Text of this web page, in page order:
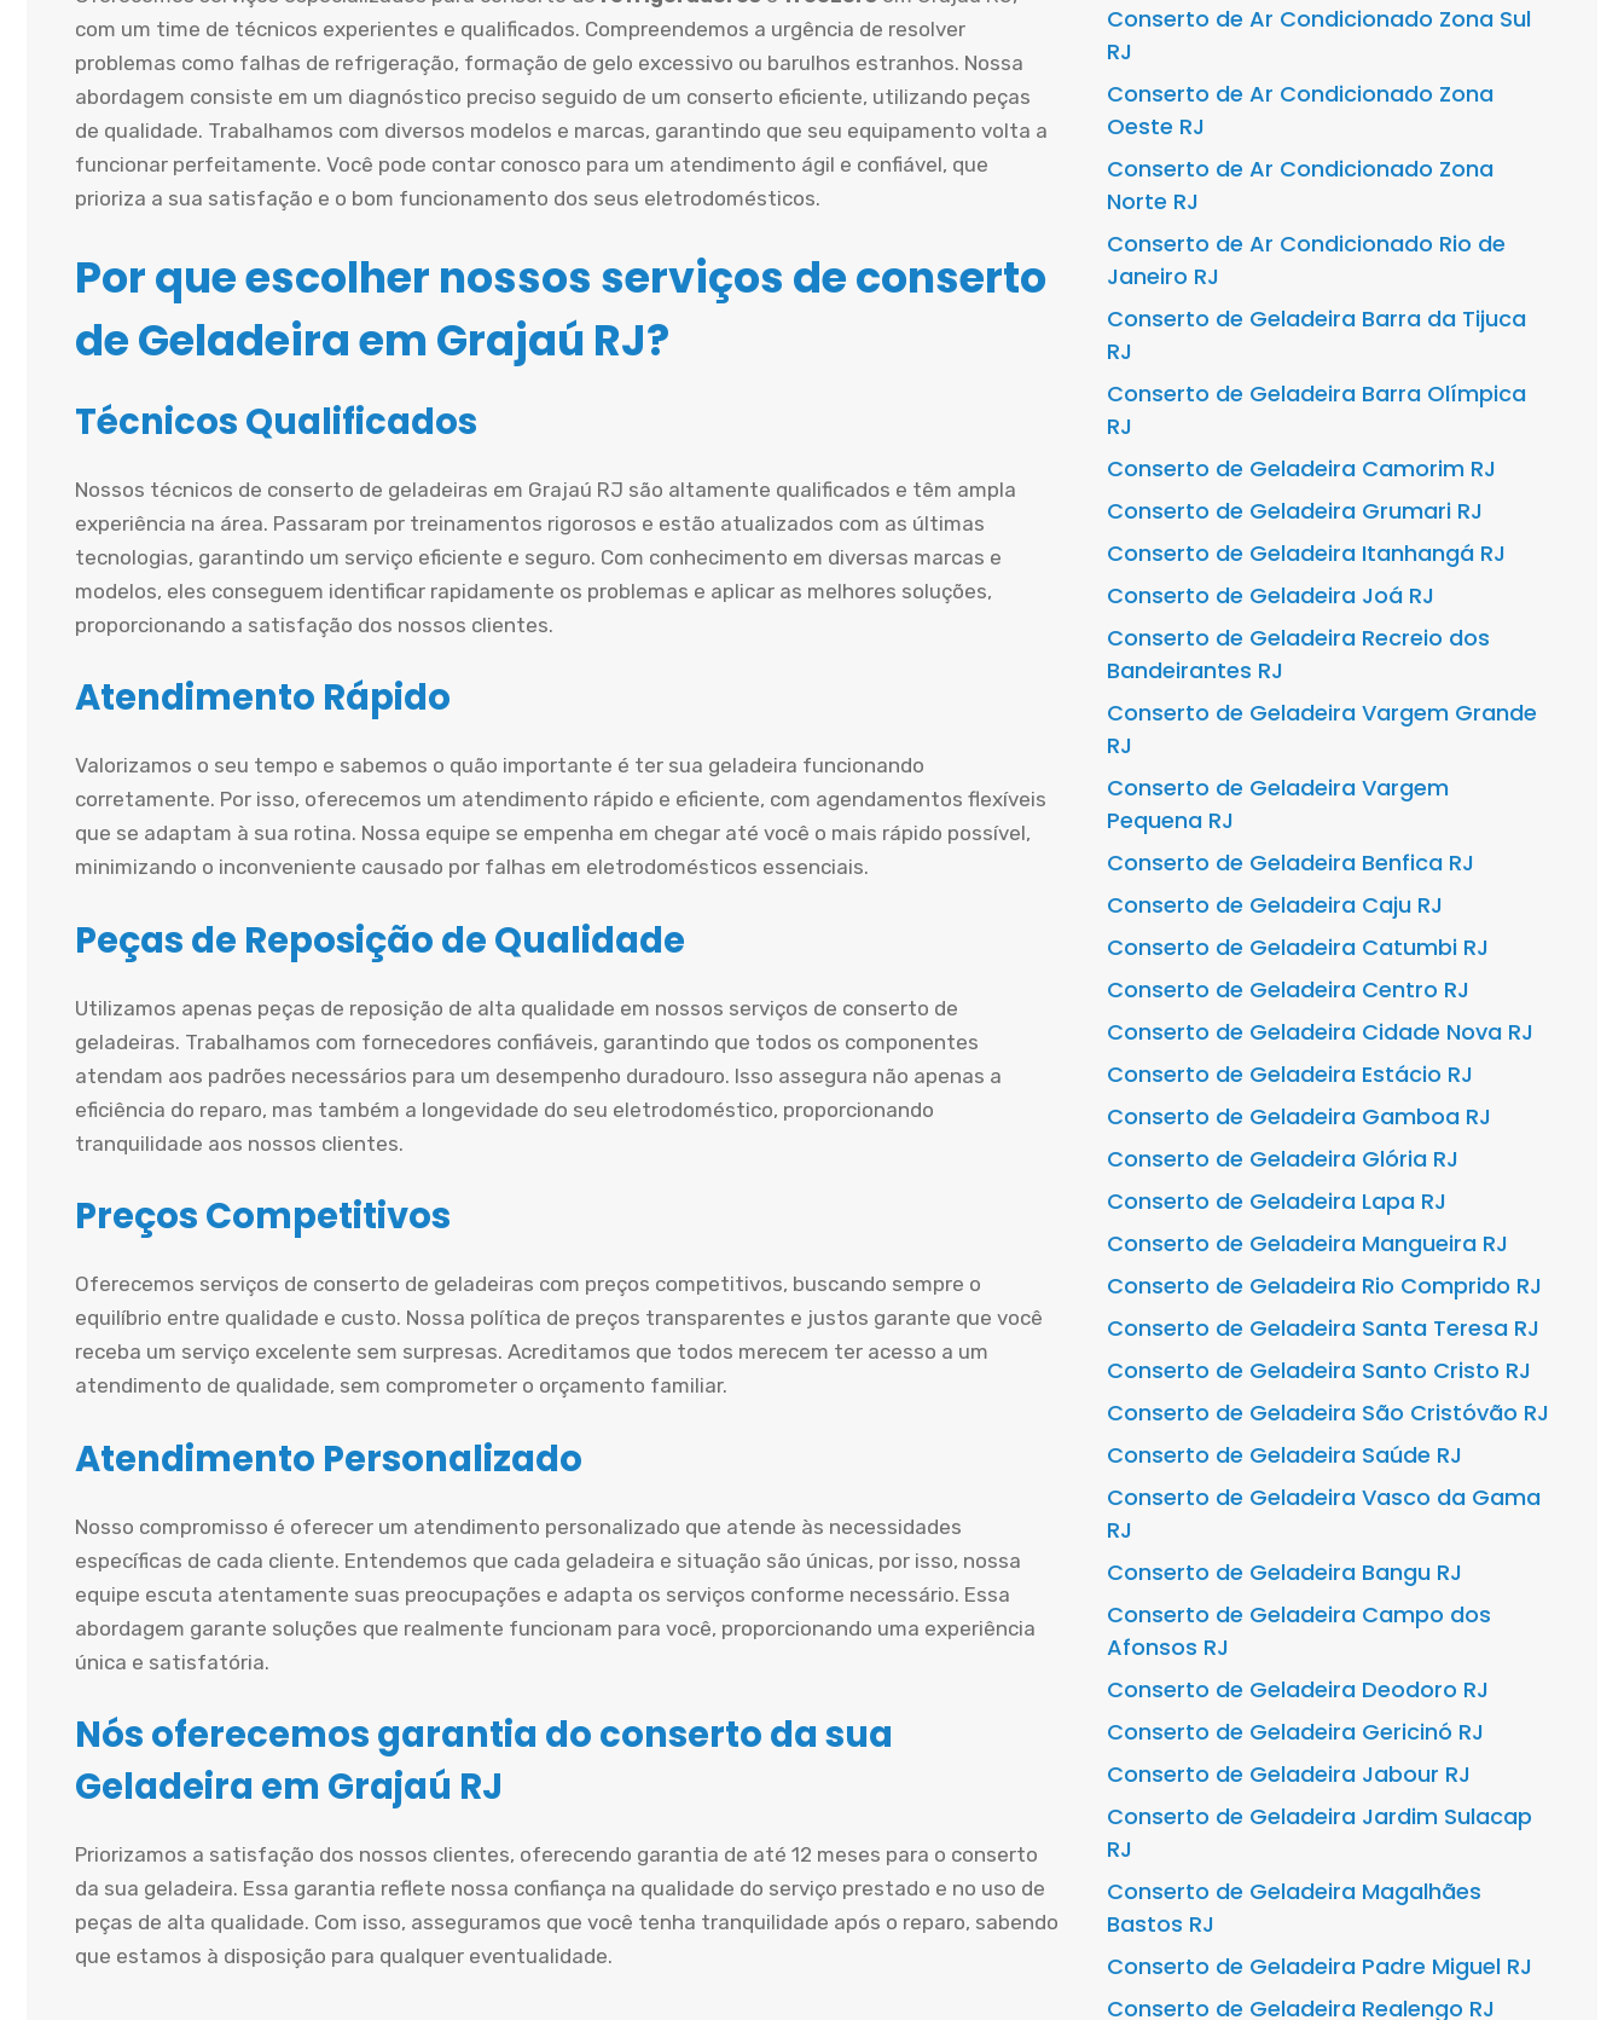
com um time de técnicos experientes e qualificados. Compreendemos a urgência de resolver
problemas como falhas de refrigeração, formação de gelo excessivo ou barulhos estranhos. Nossa
abordagem consiste em um diagnóstico preciso seguido de um conserto eficiente, utilizando peças
de qualidade. Trabalhamos com diversos modelos e marcas, garantindo que seu equipamento volta a
funcionar perfeitamente. Você pode contar conosco para um atendimento ágil e confiável, que
prioriza a sua satisfação e o bom funcionamento dos seus eletrodomésticos.
Por que escolher nossos serviços de conserto
de Geladeira em Grajaú RJ?
Técnicos Qualificados
Nossos técnicos de conserto de geladeiras em Grajaú RJ são altamente qualificados e têm ampla
experiência na área. Passaram por treinamentos rigorosos e estão atualizados com as últimas
tecnologias, garantindo um serviço eficiente e seguro. Com conhecimento em diversas marcas e
modelos, eles conseguem identificar rapidamente os problemas e aplicar as melhores soluções,
proporcionando a satisfação dos nossos clientes.
Atendimento Rápido
Valorizamos o seu tempo e sabemos o quão importante é ter sua geladeira funcionando
corretamente. Por isso, oferecemos um atendimento rápido e eficiente, com agendamentos flexíveis
que se adaptam à sua rotina. Nossa equipe se empenha em chegar até você o mais rápido possível,
minimizando o inconveniente causado por falhas em eletrodomésticos essenciais.
Peças de Reposição de Qualidade
Utilizamos apenas peças de reposição de alta qualidade em nossos serviços de conserto de
geladeiras. Trabalhamos com fornecedores confiáveis, garantindo que todos os componentes
atendam aos padrões necessários para um desempenho duradouro. Isso assegura não apenas a
eficiência do reparo, mas também a longevidade do seu eletrodoméstico, proporcionando
tranquilidade aos nossos clientes.
Preços Competitivos
Oferecemos serviços de conserto de geladeiras com preços competitivos, buscando sempre o
equilíbrio entre qualidade e custo. Nossa política de preços transparentes e justos garante que você
receba um serviço excelente sem surpresas. Acreditamos que todos merecem ter acesso a um
atendimento de qualidade, sem comprometer o orçamento familiar.
Atendimento Personalizado
Nosso compromisso é oferecer um atendimento personalizado que atende às necessidades
específicas de cada cliente. Entendemos que cada geladeira e situação são únicas, por isso, nossa
equipe escuta atentamente suas preocupações e adapta os serviços conforme necessário. Essa
abordagem garante soluções que realmente funcionam para você, proporcionando uma experiência
única e satisfatória.
Nós oferecemos garantia do conserto da sua
Geladeira em Grajaú RJ
Priorizamos a satisfação dos nossos clientes, oferecendo garantia de até 12 meses para o conserto
da sua geladeira. Essa garantia reflete nossa confiança na qualidade do serviço prestado e no uso de
peças de alta qualidade. Com isso, asseguramos que você tenha tranquilidade após o reparo, sabendo
que estamos à disposição para qualquer eventualidade.
Conserto de Ar Condicionado Zona Sul
RJ
Conserto de Ar Condicionado Zona
Oeste RJ
Conserto de Ar Condicionado Zona
Norte RJ
Conserto de Ar Condicionado Rio de
Janeiro RJ
Conserto de Geladeira Barra da Tijuca
RJ
Conserto de Geladeira Barra Olímpica
RJ
Conserto de Geladeira Camorim RJ
Conserto de Geladeira Grumari RJ
Conserto de Geladeira Itanhangá RJ
Conserto de Geladeira Joá RJ
Conserto de Geladeira Recreio dos
Bandeirantes RJ
Conserto de Geladeira Vargem Grande
RJ
Conserto de Geladeira Vargem
Pequena RJ
Conserto de Geladeira Benfica RJ
Conserto de Geladeira Caju RJ
Conserto de Geladeira Catumbi RJ
Conserto de Geladeira Centro RJ
Conserto de Geladeira Cidade Nova RJ
Conserto de Geladeira Estácio RJ
Conserto de Geladeira Gamboa RJ
Conserto de Geladeira Glória RJ
Conserto de Geladeira Lapa RJ
Conserto de Geladeira Mangueira RJ
Conserto de Geladeira Rio Comprido RJ
Conserto de Geladeira Santa Teresa RJ
Conserto de Geladeira Santo Cristo RJ
Conserto de Geladeira São Cristóvão RJ
Conserto de Geladeira Saúde RJ
Conserto de Geladeira Vasco da Gama
RJ
Conserto de Geladeira Bangu RJ
Conserto de Geladeira Campo dos
Afonsos RJ
Conserto de Geladeira Deodoro RJ
Conserto de Geladeira Gericinó RJ
Conserto de Geladeira Jabour RJ
Conserto de Geladeira Jardim Sulacap
RJ
Conserto de Geladeira Magalhães
Bastos RJ
Conserto de Geladeira Padre Miguel RJ
Conserto de Geladeira Realengo RJ